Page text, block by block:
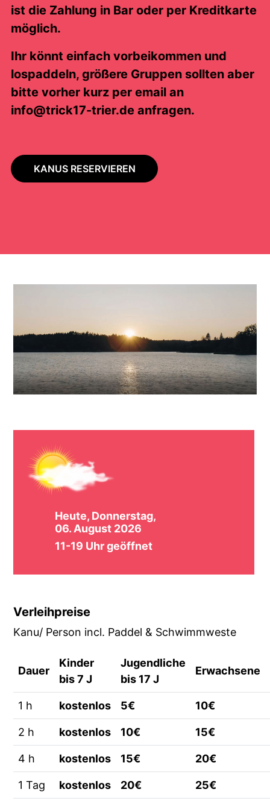
ist die Zahlung in Bar oder per Kreditkarte
möglich.
Ihr könnt einfach vorbeikommen und
lospaddeln, größere Gruppen sollten aber
bitte vorher kurz per email an
info@trick17-trier.de anfragen.
KANUS RESERVIEREN
Heute, Donnerstag,
06. August 2026
11-19 Uhr geöffnet
Verleihpreise
Kanu/ Person incl. Paddel & Schwimmweste
Dauer
Kinder
bis 7 J
Jugendliche
bis 17 J
Erwachsene
1 h kostenlos 5€ 10€
2 h kostenlos 10€ 15€
4 h kostenlos 15€ 20€
1 Tag kostenlos 20€ 25€